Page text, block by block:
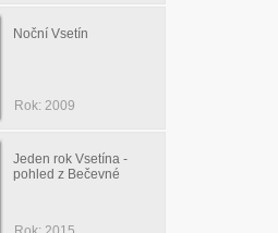
Noční Vsetín
Rok: 2009
Jeden rok Vsetína -
pohled z Bečevné